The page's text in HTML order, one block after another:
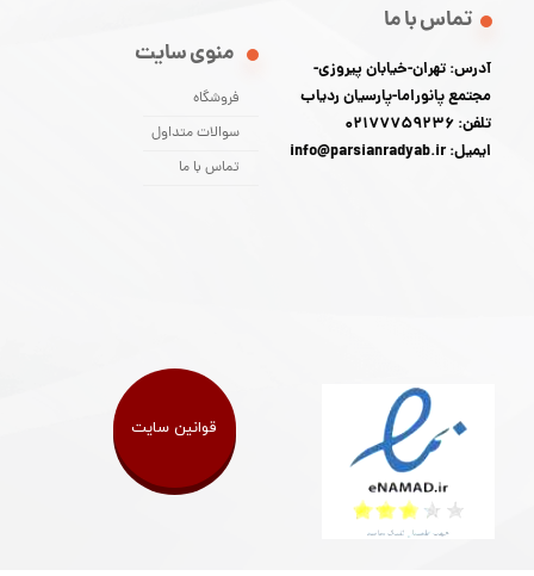
منوی سایت
فروشگاه
سوالات متداول
تماس با ما
تماس با ما
آدرس: تهران-خیابان پیروزی-
مجتمع پانوراما-پارسیان ردیاب
تلفن: 02177759236
ایمیل: info@parsianradyab.ir
قوانین سایت